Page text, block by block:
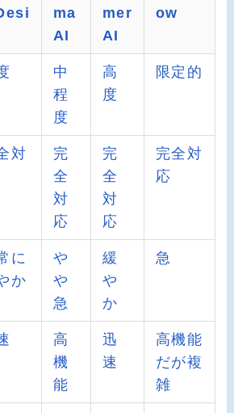
ma
AI
mer
AI
ow
中
程
度
高
度
限定的
対
完
全
対
応
完
全
対
応
完全対
応
に
か
や
や
急
緩
や
か
急
高
機
能
迅
速
高機能
だが複
雑